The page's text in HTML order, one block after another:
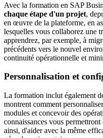
Avec la formation en SAP
chaque étape d'un projet,
en œuvre de la plateforme, en
lesquelles vous collaborez une
apprendrez, par exemple, à
précédents vers le nouvel
continuité opérationnelle et
Personnalisation et
La formation inclut également
montrent comment
modules et concevoir des
connaissances vous
ainsi, d'aider avec la même